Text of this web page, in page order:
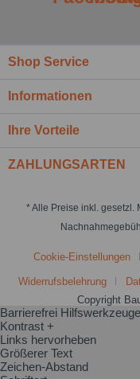
Shop Service
Informationen
Ihre Vorteile
ZAHLUNGSARTEN
* Alle Preise inkl. gesetzl.
Cookie-Einstellungen
Widerrufsbelehrung
Copyright
Barrierefrei Hilfswerkzeuge
Kontrast +
Links hervorheben
Größerer Text
Zeichen-Abstand